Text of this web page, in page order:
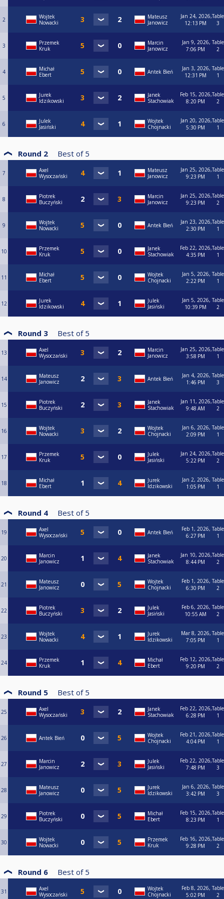
2
Wojtek
Nowacki
Mateusz
Janowicz
Jan 24, 2026,
12:13 PM
Table
3
3
Przemek
Kruk
Marcin
Janowicz
Jan 9, 2026,
7:06 PM
Table
2
4
Michał
Ebert
Antek Bień
Jan 3, 2026,
12:31 PM
Table
1
5
Jurek
Idzikowski
Janek
Stachowiak
Feb 15, 2026,
8:20 PM
Table
2
6
Julek
Jasiński
Wojtek
Chojnacki
Jan 20, 2026,
5:30 PM
Table
1
Round 2 Best of 5
7
Axel
Wysoczański
Mateusz
Janowicz
Jan 25, 2026,
9:23 PM
Table
1
8
Piotrek
Buczyński
Marcin
Janowicz
Jan 25, 2026,
9:23 PM
Table
2
9
Wojtek
Nowacki
Antek Bień
Jan 23, 2026,
2:30 PM
Table
1
10
Przemek
Kruk
Janek
Stachowiak
Feb 22, 2026,
4:35 PM
Table
1
11
Michał
Ebert
Wojtek
Chojnacki
Jan 5, 2026,
2:22 PM
Table
1
12
Jurek
Idzikowski
Julek
Jasiński
Jan 5, 2026,
10:39 PM
Table
2
Round 3 Best of 5
13
Axel
Wysoczański
Marcin
Janowicz
Jan 25, 2026,
3:58 PM
Table
1
14
Mateusz
Janowicz
Antek Bień
Jan 4, 2026,
1:46 PM
Table
3
15
Piotrek
Buczyński
Janek
Stachowiak
Jan 11, 2026,
9:48 AM
Table
2
16
Wojtek
Nowacki
Wojtek
Chojnacki
Jan 6, 2026,
2:09 PM
Table
1
17
Przemek
Kruk
Julek
Jasiński
Jan 24, 2026,
5:22 PM
Table
2
18
Michał
Ebert
Jurek
Idzikowski
Jan 2, 2026,
1:05 PM
Table
1
Round 4 Best of 5
19
Axel
Wysoczański
Antek Bień
Feb 1, 2026,
6:27 PM
Table
1
20
Marcin
Janowicz
Janek
Stachowiak
Jan 10, 2026,
8:44 PM
Table
2
21
Mateusz
Janowicz
Wojtek
Chojnacki
Feb 1, 2026,
6:30 PM
Table
2
22
Piotrek
Buczyński
Julek
Jasiński
Feb 6, 2026,
10:55 AM
Table
2
23
Wojtek
Nowacki
Jurek
Idzikowski
Mar 8, 2026,
7:05 PM
Table
1
24
Przemek
Kruk
Michał
Ebert
Feb 12, 2026,
9:20 PM
Table
2
Round 5 Best of 5
25
Axel
Wysoczański
Janek
Stachowiak
Feb 22, 2026,
6:28 PM
Table
1
26 Antek Bień
Wojtek
Chojnacki
Feb 21, 2026,
4:04 PM
Table
1
27
Marcin
Janowicz
Julek
Jasiński
Feb 22, 2026,
7:48 PM
Table
3
28
Mateusz
Janowicz
Jurek
Idzikowski
Jan 6, 2026,
3:42 PM
Table
3
29
Piotrek
Buczyński
Michał
Ebert
Feb 15, 2026,
8:23 PM
Table
1
30
Wojtek
Nowacki
Przemek
Kruk
Feb 16, 2026,
9:28 PM
Table
2
Round 6 Best of 5
31
Axel
Wysoczański
Wojtek
Chojnacki
Feb 8, 2026,
5:02 PM
Table
2